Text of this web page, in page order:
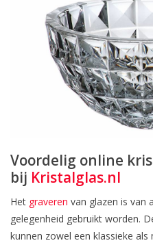
Voordelig online
bij Kristalglas.nl
Het graveren van glazen is van
gelegenheid gebruikt worden.
kunnen zowel een klassieke